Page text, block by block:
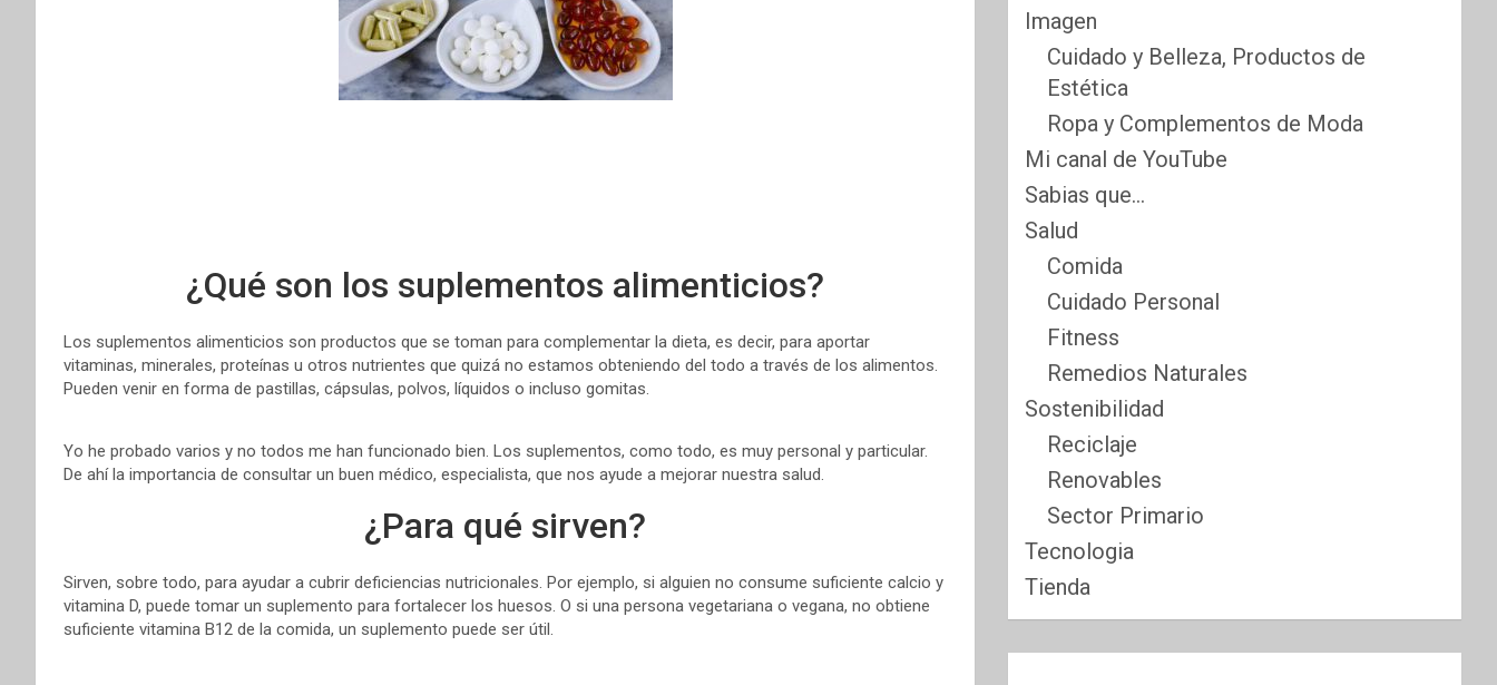
¿Qué son los suplementos alimenticios?
Los suplementos alimenticios son productos que se toman para complementar la dieta, es decir, para aportar
vitaminas, minerales, proteínas u otros nutrientes que quizá no estamos obteniendo del todo a través de los alimentos.
Pueden venir en forma de pastillas, cápsulas, polvos, líquidos o incluso gomitas.
Yo he probado varios y no todos me han funcionado bien. Los suplementos, como todo, es muy personal y particular.
De ahí la importancia de consultar un buen médico, especialista, que nos ayude a mejorar nuestra salud.
¿Para qué sirven?
Sirven, sobre todo, para ayudar a cubrir deficiencias nutricionales. Por ejemplo, si alguien no consume suficiente calcio y
vitamina D, puede tomar un suplemento para fortalecer los huesos. O si una persona vegetariana o vegana, no obtiene
suficiente vitamina B12 de la comida, un suplemento puede ser útil.
Imagen
Cuidado y Belleza, Productos de
Estética
Ropa y Complementos de Moda
Mi canal de YouTube
Sabias que…
Salud
Comida
Cuidado Personal
Fitness
Remedios Naturales
Sostenibilidad
Reciclaje
Renovables
Sector Primario
Tecnologia
Tienda